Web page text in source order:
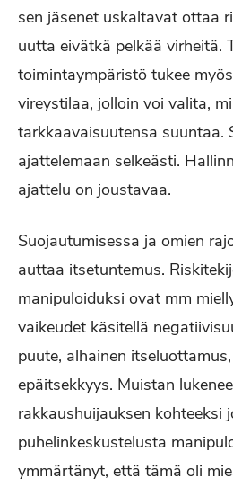
sen jäsenet uskaltavat ottaa
uutta eivätkä pelkää virheitä.
toimintaympäristö tukee
vireystilaa, jolloin voi valita,
tarkkaavaisuutensa suuntaa.
ajattelemaan selkeästi.
ajattelu on joustavaa.
Suojautumisessa ja omien
auttaa itsetuntemus.
manipuloiduksi ovat mm
vaikeudet käsitellä
puute, alhainen
epäitsekkyys. Muistan
rakkaushuijauksen kohteeksi
puhelinkeskustelusta
ymmärtänyt, että tämä oli